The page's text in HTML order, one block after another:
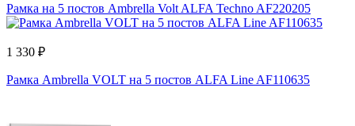
Рамка на 5 постов Ambrella Volt ALFA Techno AF220205
1 330 ₽
Рамка Ambrella VOLT на 5 постов ALFA Line AF110635